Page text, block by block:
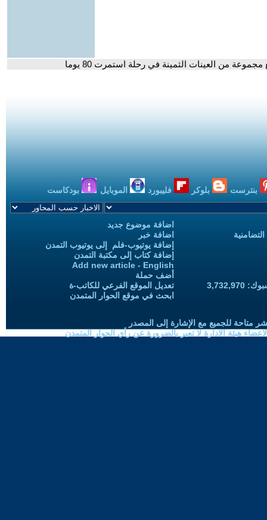
من العينات الثمينة في رحلة استمرت 80 يوما
بنترست بلوكر فليبورد الموبايل بودكاست
اضافة موضوع جديد
اضافة خبر
إضافة يوتيوب-فلم إلى يوتيوب التمدن
إضافة كتاب إلى مكتبة التمدن
Add new article - English
أضف حملة
تعديل الموقع الفرعي للكاتب-ة
ابحث في موقع الحوار المتمدن
متاحة للجميع مع الإشارة إلى المصدر
هيئة الادارة لا تعبر بالضرورة عن رأي الحوار المتمدن